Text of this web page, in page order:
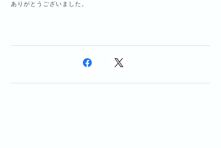
ありがとうございました。